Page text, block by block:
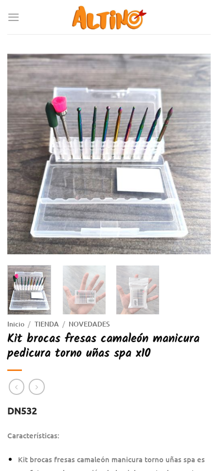
Inicio / TIENDA / NOVEDADES
Kit brocas fresas camaleón manicura
pedicura torno uñas spa x10
DN532
Características:
Kit brocas fresas camaleón manicura torno uñas spa es